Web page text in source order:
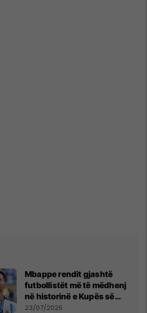
Mbappe rendit gjashtë
futbollistët më të mëdhenj
në historinë e Kupës së
Botës, Messi mbetet i dyti
23/07/2026